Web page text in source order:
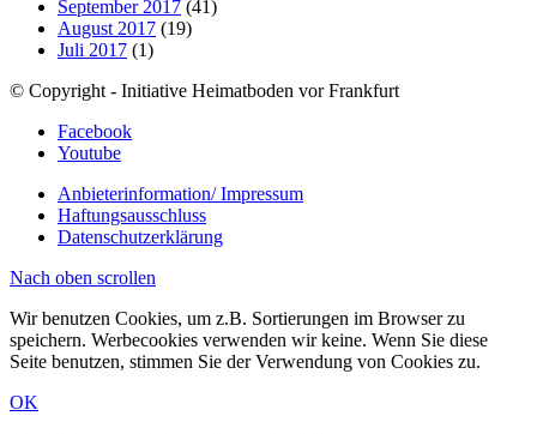
September 2017 (41)
August 2017 (19)
Juli 2017 (1)
© Copyright - Initiative Heimatboden vor Frankfurt
Facebook
Youtube
Anbieterinformation/ Impressum
Haftungsausschluss
Datenschutzerklärung
Nach oben scrollen
Wir benutzen Cookies, um z.B. Sortierungen im Browser zu
speichern. Werbecookies verwenden wir keine. Wenn Sie diese
Seite benutzen, stimmen Sie der Verwendung von Cookies zu.
OK